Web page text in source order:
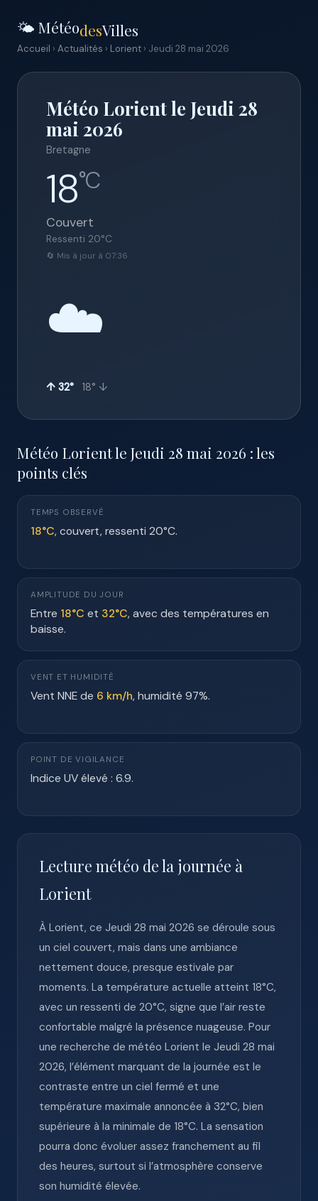
🌤️ MétéodesVilles
Accueil › Actualités › Lorient › Jeudi 28 mai 2026
Météo Lorient le Jeudi 28
mai 2026
Bretagne
18°C
Couvert
Ressenti 20°C
🔄 Mis à jour à 07:36
☁️
↑ 32° 18° ↓
Météo Lorient le Jeudi 28 mai 2026 : les
points clés
TEMPS OBSERVÉ
18°C, couvert, ressenti 20°C.
AMPLITUDE DU JOUR
Entre 18°C et 32°C, avec des températures en
baisse.
VENT ET HUMIDITÉ
Vent NNE de 6 km/h, humidité 97%.
POINT DE VIGILANCE
Indice UV élevé : 6.9.
Lecture météo de la journée à
Lorient
À Lorient, ce Jeudi 28 mai 2026 se déroule sous
un ciel couvert, mais dans une ambiance
nettement douce, presque estivale par
moments. La température actuelle atteint 18°C,
avec un ressenti de 20°C, signe que l’air reste
confortable malgré la présence nuageuse. Pour
une recherche de météo Lorient le Jeudi 28 mai
2026, l’élément marquant de la journée est le
contraste entre un ciel fermé et une
température maximale annoncée à 32°C, bien
supérieure à la minimale de 18°C. La sensation
pourra donc évoluer assez franchement au fil
des heures, surtout si l’atmosphère conserve
son humidité élevée.